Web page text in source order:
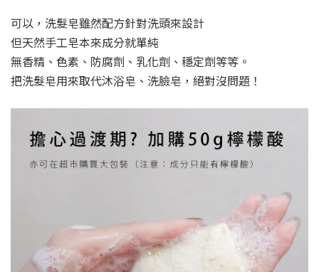
可以，洗髮皂雖然配方針對洗頭來設計
但天然手工皂本來成分就單純
無香精、色素、防腐劑、乳化劑、穩定劑等等。
把洗髮皂用來取代沐浴皂、洗臉皂，絕對沒問題！